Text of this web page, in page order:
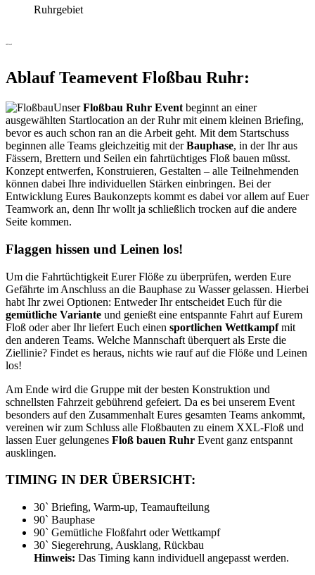
Ruhrgebiet
Ablauf
Ablauf Teamevent Floßbau Ruhr:
UnserFloßbau Ruhr Event beginnt an einer
ausgewählten Startlocation an der Ruhr mit einem kleinen Briefing,
bevor es auch schon ran an die Arbeit geht. Mit dem Startschuss
beginnen alle Teams gleichzeitig mit derBauphase, in der Ihr aus
Fässern, Brettern und Seilen ein fahrtüchtiges Floß bauen müsst.
Konzept entwerfen, Konstruieren, Gestalten – alle Teilnehmenden
können dabei Ihre individuellen Stärken einbringen. Bei der
Entwicklung Eures Baukonzepts kommt es dabei vor allem auf Euer
Teamwork an, denn Ihr wollt ja schließlich trocken auf die andere
Seite kommen.
Flaggen hissen und Leinen los!
Um die Fahrtüchtigkeit Eurer Flöße zu überprüfen, werden Eure
Gefährte im Anschluss an die Bauphase zu Wasser gelassen. Hierbei
habt Ihr zwei Optionen: Entweder Ihr entscheidet Euch für die
gemütliche Variante und genießt eine entspannte Fahrt auf Eurem
Floß oder aber Ihr liefert Euch einen sportlichen Wettkampfmit
den anderen Teams. Welche Mannschaft überquert als Erste die
Ziellinie? Findet es heraus, nichts wie rauf auf die Flöße und Leinen
los!
Am Ende wird die Gruppe mit der besten Konstruktion und
schnellsten Fahrzeit gebührend gefeiert. Da es bei unserem Event
besonders auf den Zusammenhalt Eures gesamten Teams ankommt,
vereinen wir zum Schluss alle Floßbauten zu einem XXL-Floß und
lassen Euer gelungenes Floß bauen Ruhr Event ganz entspannt
ausklingen.
TIMING IN DER ÜBERSICHT:
30` Briefing, Warm-up, Teamaufteilung
90` Bauphase
90` Gemütliche Floßfahrt oder Wettkampf
30` Siegerehrung, Ausklang, Rückbau
Hinweis: Das Timing kann individuell angepasst werden.